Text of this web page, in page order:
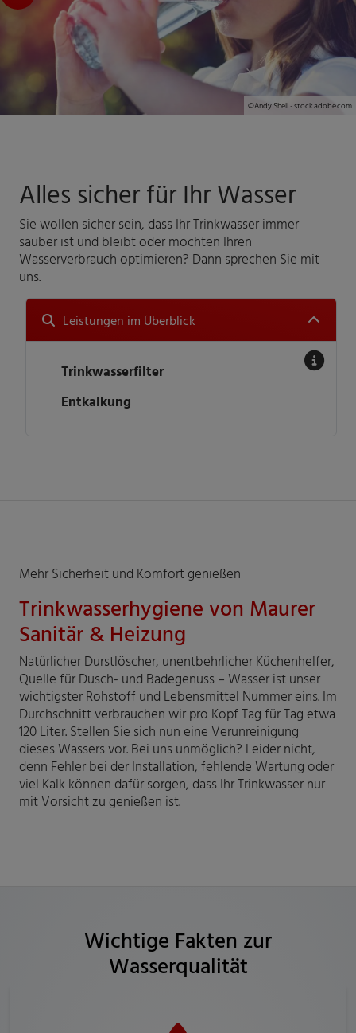
©Andy Shell - stock.adobe.com
Alles sicher für Ihr Wasser
Sie wollen sicher sein, dass Ihr Trinkwasser immer
sauber ist und bleibt oder möchten Ihren
Wasserverbrauch optimieren? Dann sprechen Sie mit
uns.
Leistungen im Überblick
Trinkwasserfilter
Entkalkung
Mehr Sicherheit und Komfort genießen
Trinkwasserhygiene von Maurer
Sanitär & Heizung
Natürlicher Durstlöscher, unentbehrlicher Küchenhelfer,
Quelle für Dusch- und Badegenuss – Wasser ist unser
wichtigster Rohstoff und Lebensmittel Nummer eins. Im
Durchschnitt verbrauchen wir pro Kopf Tag für Tag etwa
120 Liter. Stellen Sie sich nun eine Verunreinigung
dieses Wassers vor. Bei uns unmöglich? Leider nicht,
denn Fehler bei der Installation, fehlende Wartung oder
viel Kalk können dafür sorgen, dass Ihr Trinkwasser nur
mit Vorsicht zu genießen ist.
Wichtige Fakten zur
Wasserqualität